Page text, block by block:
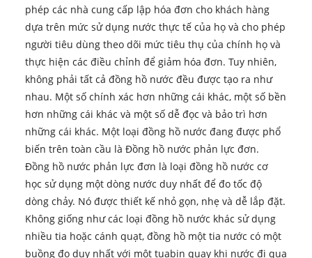
phép các nhà cung cấp lập hóa đơn cho khách hàng
dựa trên mức sử dụng nước thực tế của họ và cho phép
người tiêu dùng theo dõi mức tiêu thụ của chính họ và
thực hiện các điều chỉnh để giảm hóa đơn. Tuy nhiên,
không phải tất cả đồng hồ nước đều được tạo ra như
nhau. Một số chính xác hơn những cái khác, một số bền
hơn những cái khác và một số dễ đọc và bảo trì hơn
những cái khác. Một loại đồng hồ nước đang được phổ
biến trên toàn cầu là Đồng hồ nước phản lực đơn.
Đồng hồ nước phản lực đơn là loại đồng hồ nước cơ
học sử dụng một dòng nước duy nhất để đo tốc độ
dòng chảy. Nó được thiết kế nhỏ gọn, nhẹ và dễ lắp đặt.
Không giống như các loại đồng hồ nước khác sử dụng
nhiều tia hoặc cánh quạt, đồng hồ một tia nước có một
buồng đo duy nhất với một tuabin quay khi nước đi qua